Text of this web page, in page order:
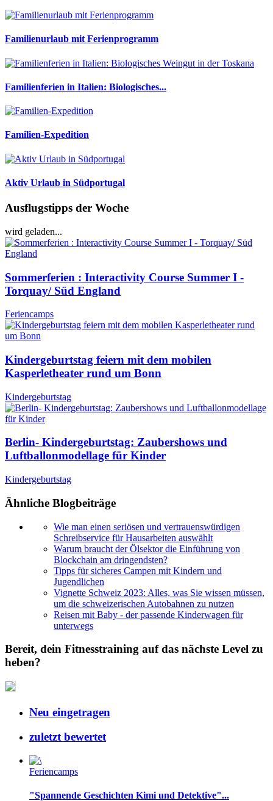
Familienurlaub mit Ferienprogramm
Familienferien in Italien: Biologisches...
Familien-Expedition
Aktiv Urlaub in Südportugal
Ausflugstipps der Woche
wird geladen...
Sommerferien : Interactivity Course Summer I -
Torquay/ Süd England
Feriencamps
Kindergeburtstag feiern mit dem mobilen
Kasperletheater rund um Bonn
Kindergeburtstag
Berlin- Kindergeburtstag: Zaubershows und
Luftballonmodellage für Kinder
Kindergeburtstag
Ähnliche Blogbeiträge
Wie man einen seriösen und vertrauenswürdigen
Schreibservice für Hausarbeiten auswählt
Warum braucht der Ölsektor die Einführung von
Blockchain am dringendsten?
Tipps für sicheres Campen mit Kindern und
Jugendlichen
Vignette Schweiz 2023: Alles, was Sie wissen müssen,
um die schweizerischen Autobahnen zu nutzen
Reisen mit Baby - der passende Kinderwagen für
unterwegs
Bereit, dein Fitnesstraining auf das nächste Level zu
heben?
Neu eingetragen
zuletzt bewertet
Feriencamps
"Spannende Geschichten Kimi und Detektive"...